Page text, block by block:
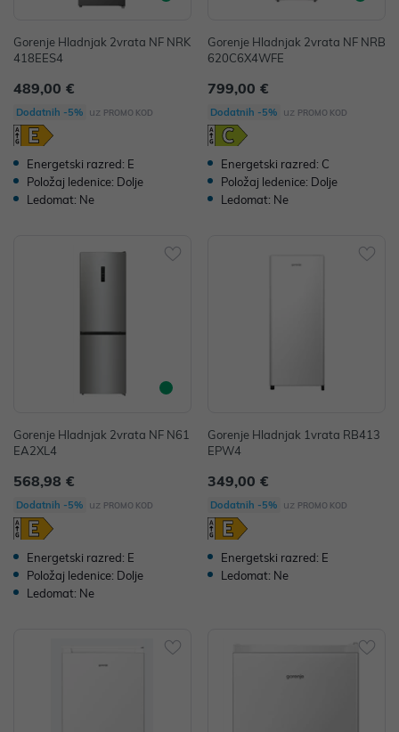
Gorenje Hladnjak 2vrata NF NRK
418EES4
489,00 €
Dodatnih -5% uz PROMO KOD
Energetski razred: E
Položaj ledenice: Dolje
Ledomat: Ne
Gorenje Hladnjak 2vrata NF NRB
620C6X4WFE
799,00 €
Dodatnih -5% uz PROMO KOD
Energetski razred: C
Položaj ledenice: Dolje
Ledomat: Ne
Gorenje Hladnjak 2vrata NF N61
EA2XL4
568,98 €
Dodatnih -5% uz PROMO KOD
Energetski razred: E
Položaj ledenice: Dolje
Ledomat: Ne
Gorenje Hladnjak 1vrata RB413
EPW4
349,00 €
Dodatnih -5% uz PROMO KOD
Energetski razred: E
Ledomat: Ne